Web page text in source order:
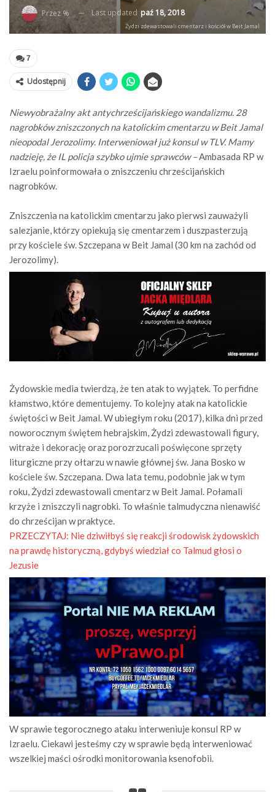
Przez % Last updated paź 18, 2018
Żydzi zdewastowali cmentarz i kościół w Beit Jamal
7
Udostępnij
Niewyobrażalny akt antychrześcijańskiego wandalizmu. 28
nagrobków zniszczonych na katolickim cmentarzu w Beit Jamal
nieopodal Jerozolimy. Interweniował już konsul w TLV. Mamy
nadzieję, że IL policja szybko ujmie sprawców –Ambasada RP w
Izraelu poinformowała o zniszczeniu chrześcijańskich
nagrobków.
Zniszczenia na katolickim cmentarzu jako pierwsi zauważyli
salezjanie, którzy opiekują się cmentarzem i duszpasterzują
przy kościele św. Szczepana w Beit Jamal (30 km na zachód od
Jerozolimy).
Żydowskie media twierdzą, że ten atak to wyjątek. To perfidne
kłamstwo, które dementujemy. To kolejny atak na katolickie
świętości w Beit Jamal. W ubiegłym roku (2017), kilka dni przed
noworocznym świętem hebrajskim, Żydzi zdewastowali figury,
witraże i dekorację oraz porozrzucali poświęcone sprzęty
liturgiczne przy ołtarzu w nawie głównej św. Jana Bosko w
kościele św. Szczepana. Dwa lata temu, podobnie jak w tym
roku, Żydzi zdewastowali cmentarz w Beit Jamal. Połamali
krzyże i zniszczyli nagrobki. To właśnie talmudyczna nienawiść
do chrześcijan w praktyce.
PRZECZYTAJ: Nie dziwiłbyś się reakcji środowisk żydowskich
na prawdę historyczną, gdybyś wiedział co Talmud głosi o
Jezusie
W sprawie tegorocznego ataku interweniuje konsul RP w
Izraelu. Ciekawi jesteśmy czy w sprawie będą interweniować
wszelkiej maści ośrodki monitorowania ksenofobii.